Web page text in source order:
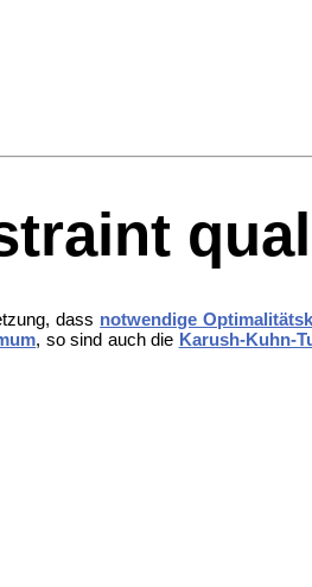
dass notwendige
, so sind auch die Karush-Kuhn-